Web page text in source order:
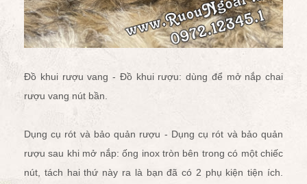
Đồ khui rượu vang - Đồ khui rượu: dùng để mở nắp chai
rượu vang nút bần.
Dụng cụ rót và bảo quản rượu - Dụng cụ rót và bảo quản
rượu sau khi mở nắp: ống inox tròn bên trong có một chiếc
nút, tách hai thứ này ra là bạn đã có 2 phụ kiện tiện ích.